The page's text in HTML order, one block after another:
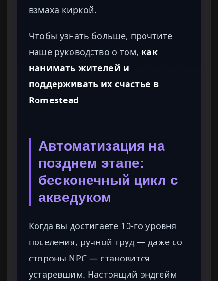
взмаха киркой.
Чтобы узнать больше, прочтите
наше руководство о том, как
нанимать жителей и
поддерживать их счастье в
Romestead
Автоматизация на
позднем этапе:
бесконечный цикл с
акведуком
Когда вы достигаете 10-го уровня
поселения, ручной труд — даже со
стороны NPC — становится
устаревшим. Настоящий эндгейм